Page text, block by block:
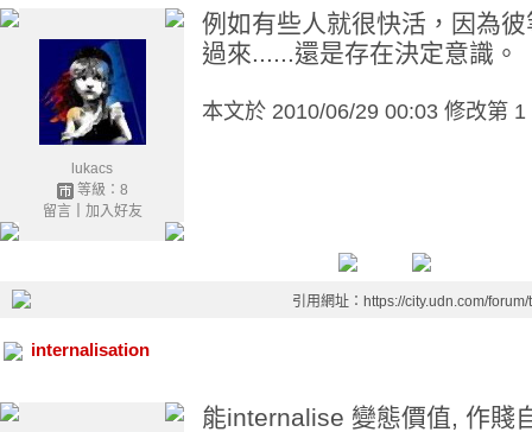
lukacs
等級：8
留言｜ 加入好友
例如有些人就很快活，因為
過來......還是存在決定意識。
本文於 2010/06/29 00:03 修改第 1
引用網址：https://city.udn.com/
internalisation
能internalise 變態價值, 作賤